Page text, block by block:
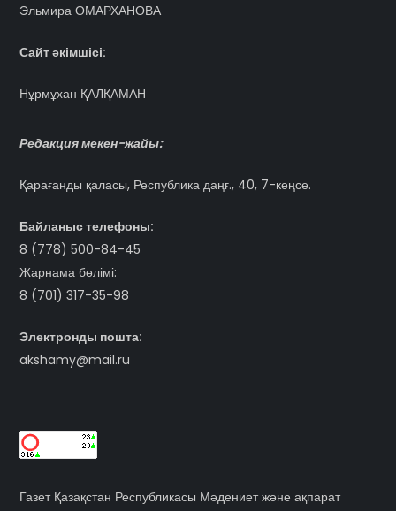
Эльмира ОМАРХАНОВА
Сайт әкімшісі:
Нұрмұхан ҚАЛҚАМАН
Редакция мекен-жайы:
Қарағанды қаласы, Республика даңғ., 40, 7-кеңсе.
Байланыс телефоны:
8 (778) 500-84-45
Жарнама бөлімі:
8 (701) 317-35-98
Электронды пошта:
akshamy@mail.ru
Газет Қазақстан Республикасы Мәдениет және ақпарат